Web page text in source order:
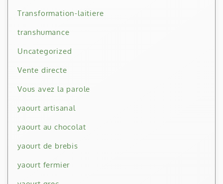
Transformation-laitiere
transhumance
Uncategorized
Vente directe
Vous avez la parole
yaourt artisanal
yaourt au chocolat
yaourt de brebis
yaourt fermier